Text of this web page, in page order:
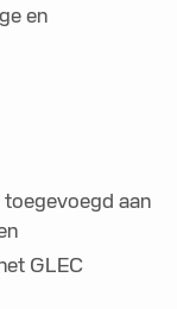
en
aan
GLEC